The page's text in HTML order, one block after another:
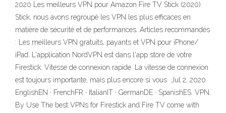
2020 Les meilleurs VPN pour Amazon Fire TV Stick (2020)
Stick, nous avons regroupé les VPN les plus efficaces en
matière de sécurité et de performances. Articles recommandés
: Les meilleurs VPN gratuits, payants et VPN pour iPhone/
iPad. L'application NordVPN est dans l'app store de votre
Firestick. Vitesse de connexion rapide. La vitesse de connexion
est toujours importante, mais plus encore si vous Jul 2, 2020
EnglishEN · FrenchFR · ItalianIT · GermanDE · SpanishES. VPN.
By Use The best VPNs for Firestick and Fire TV come with